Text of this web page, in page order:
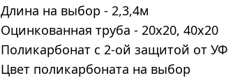
Длина на выбор - 2,3,4м
Оцинкованная труба - 20х20, 40х20
Поликарбонат с 2-ой защитой от УФ
Цвет поликарбоната на выбор